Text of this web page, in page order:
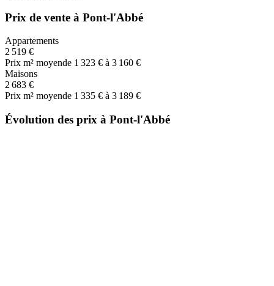
Prix de vente à Pont-l'Abbé
Appartements
2 519 €
Prix m² moyende 1 323 € à 3 160 €
Maisons
2 683 €
Prix m² moyende 1 335 € à 3 189 €
Évolution des prix à Pont-l'Abbé